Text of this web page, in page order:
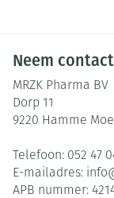
Neem
MRZK Pharma BV
Dorp 11
9220 Hamme
Telefoon: 052 47
E-mailadres:
APB nummer: